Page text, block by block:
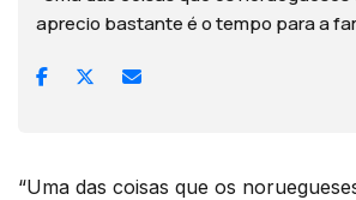
aprecio bastante é o tempo para a
“Uma das coisas que os